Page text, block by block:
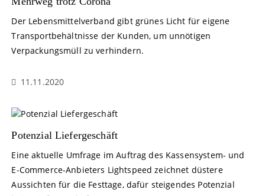
Der Lebensmittelverband gibt grünes Licht für eigene
Transportbehältnisse der Kunden, um unnötigen
Verpackungsmüll zu verhindern.
11.11.2020
Potenzial Liefergeschäft
Eine aktuelle Umfrage im Auftrag des Kassensystem- und
E-Commerce-Anbieters Lightspeed zeichnet düstere
Aussichten für die Festtage, dafür steigendes Potenzial